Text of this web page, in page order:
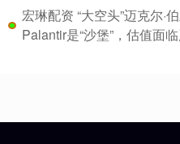
宏琳配资 “大空头”迈克尔·
Palantir是“沙堡”，估值面